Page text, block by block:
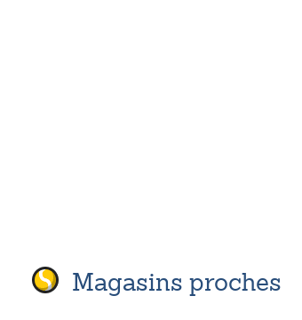
Magasins proches